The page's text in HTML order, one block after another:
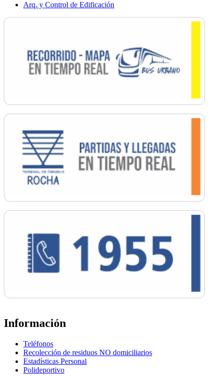
Arq. y Control de Edificación
Información
Teléfonos
Recolección de residuos NO domiciliarios
Estadísticas Personal
Polideportivo